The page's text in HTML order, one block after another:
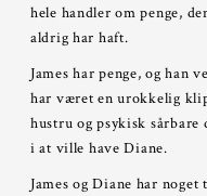
hele handler om penge,
aldrig har haft.
James har penge, og han
har været en urokkelig
hustru og psykisk
i at ville have Diane.
James og Diane har